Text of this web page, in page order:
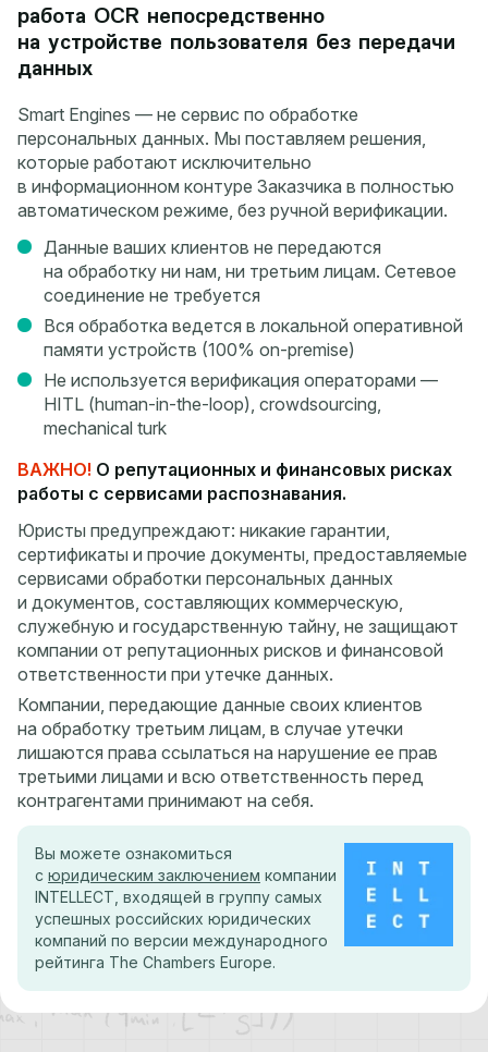
работа OCR непосредственно
на устройстве пользователя без передачи
данных
Smart Engines — не сервис по обработке
персональных данных. Мы поставляем решения,
которые работают исключительно
в информационном контуре Заказчика в полностью
автоматическом режиме, без ручной верификации.
Данные ваших клиентов не передаются
на обработку ни нам, ни третьим лицам. Сетевое
соединение не требуется
Вся обработка ведется в локальной оперативной
памяти устройств (100% on-premise)
Не используется верификация операторами —
HITL (human-in-the-loop), crowdsourcing,
mechanical turk
ВАЖНО! О репутационных и финансовых рисках
работы с сервисами распознавания.
Юристы предупреждают: никакие гарантии,
сертификаты и прочие документы, предоставляемые
сервисами обработки персональных данных
и документов, составляющих коммерческую,
служебную и государственную тайну, не защищают
компании от репутационных рисков и финансовой
ответственности при утечке данных.
Компании, передающие данные своих клиентов
на обработку третьим лицам, в случае утечки
лишаются права ссылаться на нарушение ее прав
третьими лицами и всю ответственность перед
контрагентами принимают на себя.
Вы можете ознакомиться
с юридическим заключением компании
INTELLECT, входящей в группу самых
успешных российских юридических
компаний по версии международного
рейтинга The Chambers Europe.